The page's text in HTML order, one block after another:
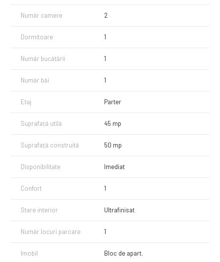
Pentru vizionari sau alte informatii va stam la dispozitie.
Număr camere 2
Dormitoare 1
Număr bucătării 1
Număr băi 1
Etaj Parter
Suprafață utilă 45 mp
Suprafață construită 50 mp
Disponibilitate Imediat
Confort 1
Stare interior Ultrafinisat
Număr locuri parcare 1
Imobil Bloc de apart.